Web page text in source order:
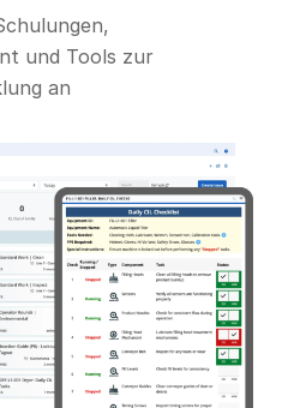
und Tools zur
an